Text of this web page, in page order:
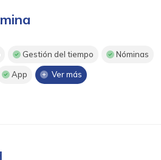
Gestión del tiempo Nóminas
App Ver más